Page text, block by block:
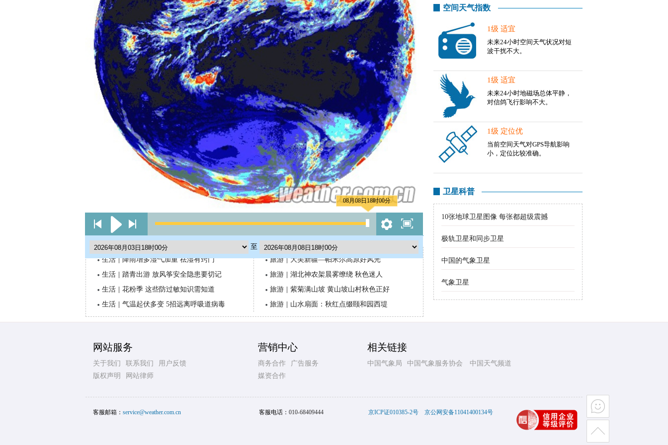
生活与气象
生活 | 降雨增多湿气加重 祛湿有窍门
生活
踏青出游 放风筝安全隐患要切记
生活
花粉季 这些防过敏知识需知道
生活
气温起伏多变 5招远离呼吸道病毒
旅游 | 大美新疆—帕米尔高原好风光
旅游
湖北神农架晨雾缭绕 秋色迷人
旅游
紫菊满山坡 黄山坡山村秋色正好
旅游
山水扇面：秋红点缀颐和园西堤
空间天气指数
1级 适宜
未来24小时空间天气状况对短
波干扰不大。
1级 适宜
未来24小时地磁场总体平静，
对信鸽飞行影响不大。
1级 定位优
当前空间天气对GPS导航影响
小，定位比较准确。
卫星科普
10张地球卫星图像 每张都超级震撼
极轨卫星和同步卫星
中国的气象卫星
气象卫星
网站服务
关于我们 联系我们
用户反馈
版权声明
网站律师
营销中心
商务合作
广告服务
媒资合作
相关链接
中国气象局 中国气象服务协会 中国天气频道
客服邮箱： service@weather.com.cn 客服电话： 010-68409444 京ICP证010385-2号 京公网安备11041400134号
08月08日18时00分
至